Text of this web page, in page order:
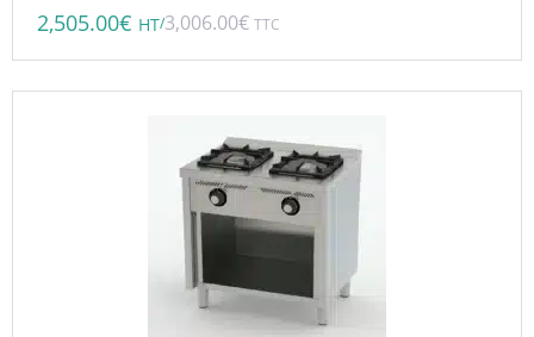
2,505.00€ HT/3,006.00€ TTC